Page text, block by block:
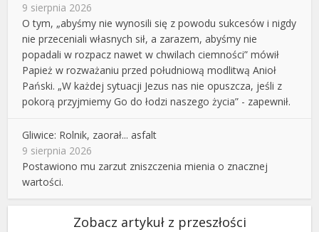
9 sierpnia 2026
O tym, „abyśmy nie wynosili się z powodu sukcesów i nigdy
nie przeceniali własnych sił, a zarazem, abyśmy nie
popadali w rozpacz nawet w chwilach ciemności” mówił
Papież w rozważaniu przed południową modlitwą Anioł
Pański. „W każdej sytuacji Jezus nas nie opuszcza, jeśli z
pokorą przyjmiemy Go do łodzi naszego życia” - zapewnił.
Gliwice: Rolnik, zaorał... asfalt
9 sierpnia 2026
Postawiono mu zarzut zniszczenia mienia o znacznej
wartości.
Zobacz artykuł z przeszłości